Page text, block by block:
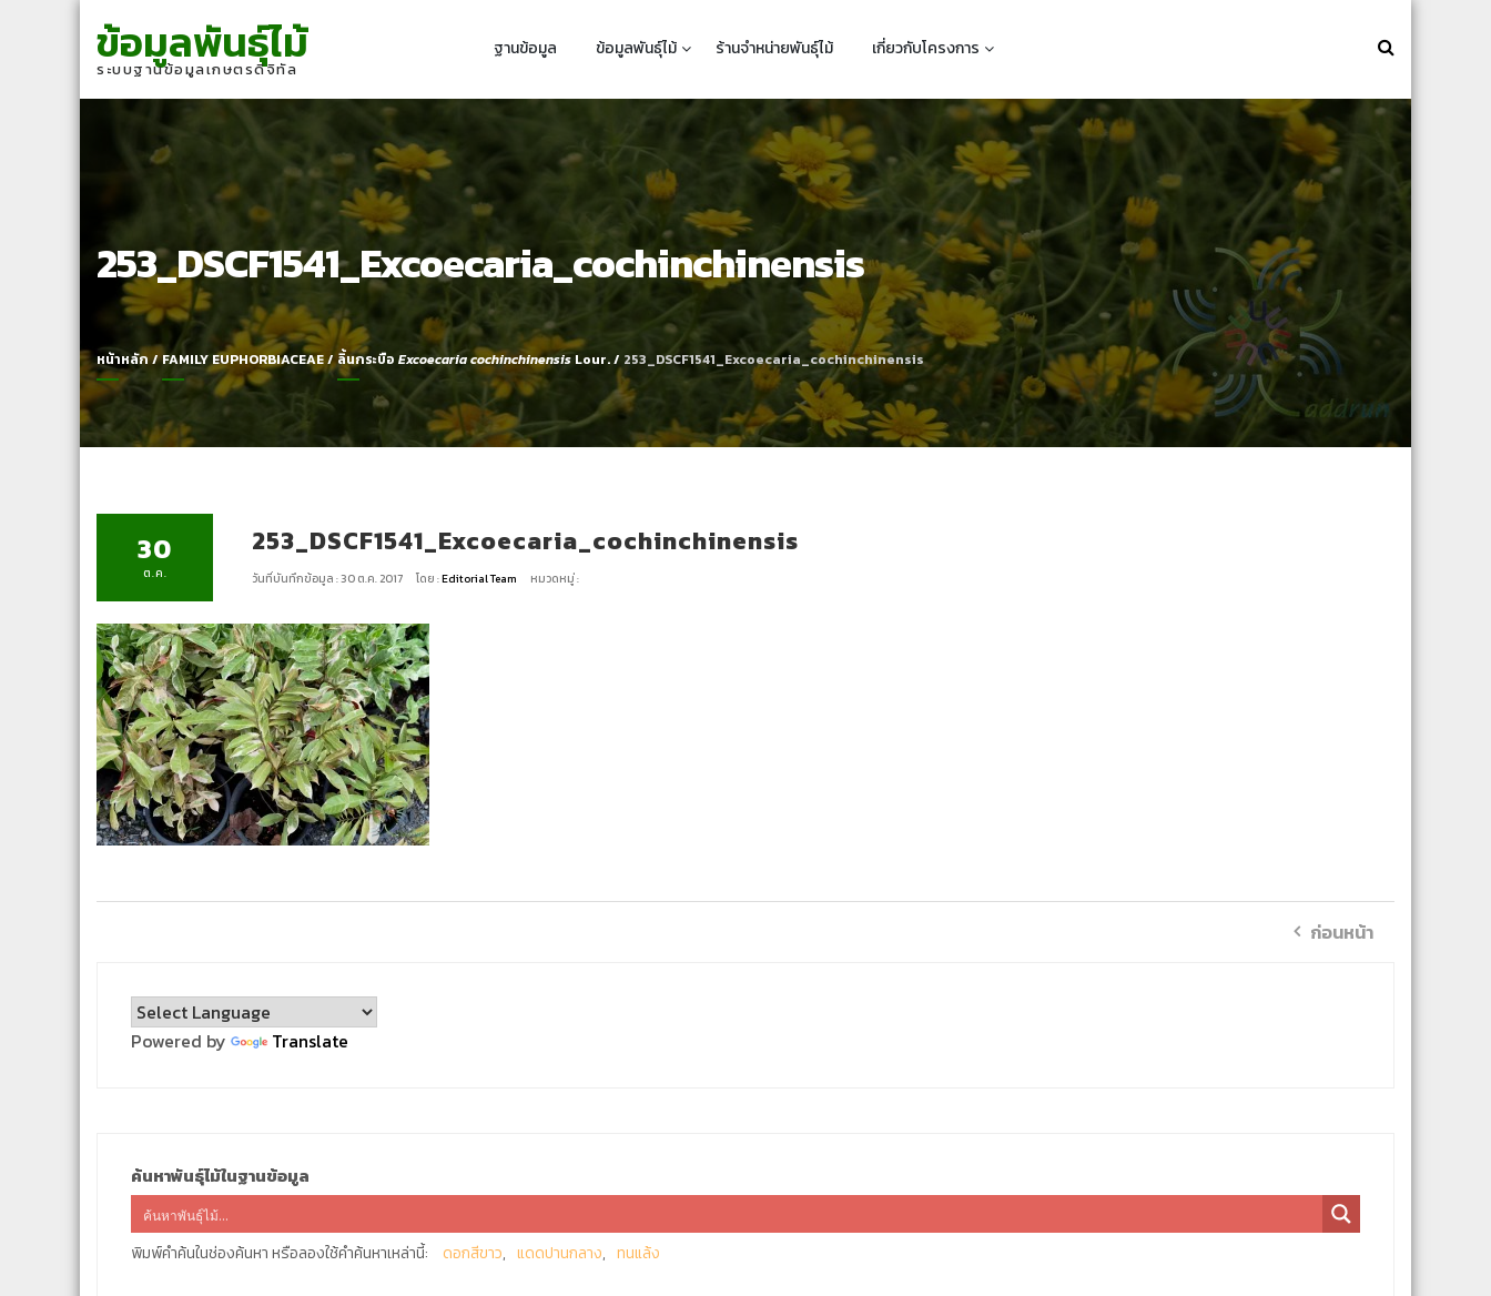
navigation
content
ข้อมูลพันธุ์ไม้
ระบบฐานข้อมูลเกษตรดิจิทัล
ฐานข้อมูล ข้อมูลพันธุ์ไม้ ร้านจำหน่ายพันธุ์ไม้ เกี่ยวกับโครงการ
253_DSCF1541_Excoecaria_cochinchinensis
หน้าหลัก/FAMILY EUPHORBIACEAE/ลิ้นกระบือ Excoecaria cochinchinensis Lour./ 253_DSCF1541_Excoecaria_cochinchinensis
30
ต.ค.
253_DSCF1541_Excoecaria_cochinchinensis
วันที่บันทึกข้อมูล : 30 ต.ค. 2017 โดย :Editorial Team หมวดหมู่ :
ก่อนหน้า
Powered by Translate
ค้นหาพันธุ์ไม้ในฐานข้อมูล
พิมพ์คำค้นในช่องค้นหา หรือลองใช้คำค้นหาเหล่านี้: ดอกสีขาว แดดปานกลาง ทนแล้ง